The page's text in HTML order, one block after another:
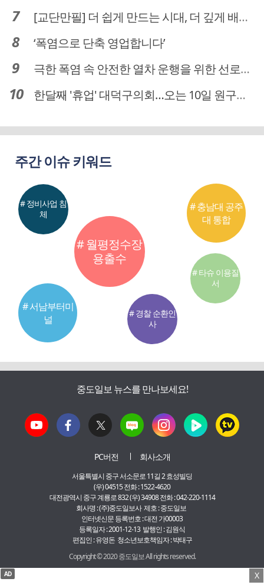
[교단만필] 더 쉽게 만드는 시대, 더 깊게 배우는 교육
‘폭염으로 단축 영업합니다’
극한 폭염 속 안전한 열차 운행을 위한 선로관리
한달째 '휴업' 대덕구의회…오는 10일 원구성 다시 돌입
주간 이슈 키워드
# 월평정수장
용출수
# 서남부터미
널
# 충남대 공주
대 통합
# 정비사업 침
체
# 경찰 순환인
사
# 타슈 이용질
서
중도일보 뉴스를 만나보세요!
PC버전 회사소개
서울특별시 중구 서소문로 11길 2 효성빌딩
(우) 04515 전화 : 1522-4620
대전광역시 중구 계룡로 832 (우) 34908 전화 : 042-220-1114
회사명 : (주)중도일보사 제호 : 중도일보
인터넷신문 등록번호 : 대전 가00003
등록일자 : 2001-12-13 발행인 : 김원식
편집인 : 유영돈 청소년보호책임자 : 박태구
Copyright © 2020 중도일보 All rights reserved.
X
AD